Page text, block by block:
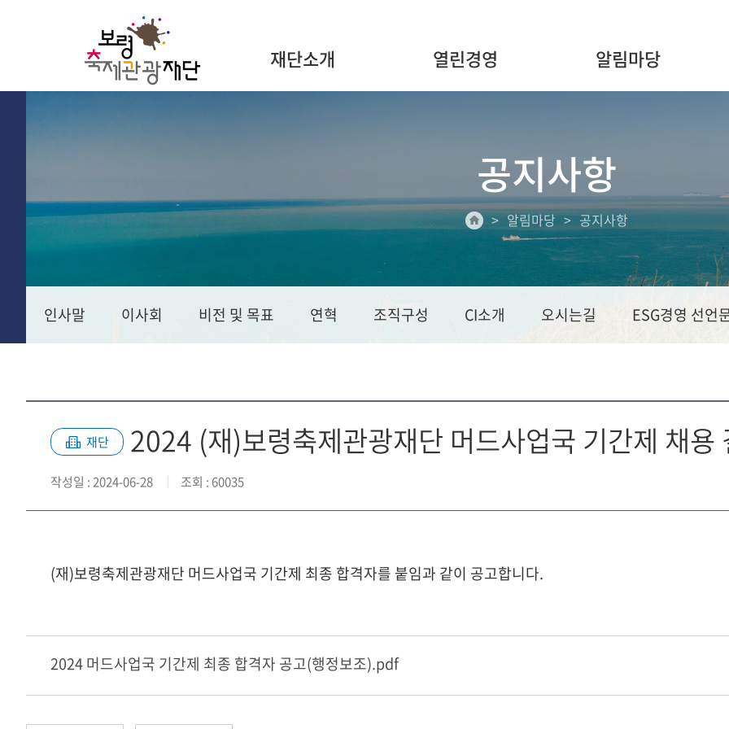
재단소개 열린경영 알림마당
공지사항
알림마당 공지사항
인사말 이사회 비전 및 목표 연혁 조직구성 CI소개 오시는길 ESG경영 선언
재단 2024 (재)보령축제관광재단 머드사업국 기간제 채용
작성일 : 2024-06-28 조회 : 60035
(재)보령축제관광재단 머드사업국 기간제 최종 합격자를 붙임과 같이 공고합니다.
2024 머드사업국 기간제 최종 합격자 공고(행정보조).pdf